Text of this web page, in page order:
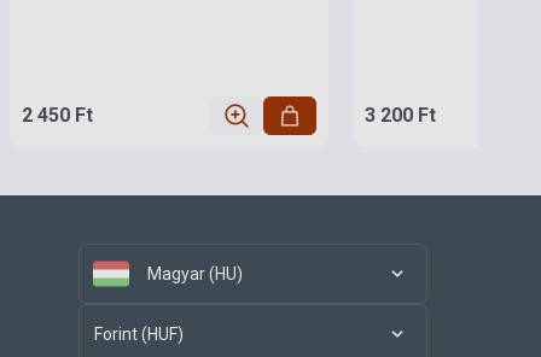
2 450 Ft 3 200 Ft
Magyar (HU)
Forint (HUF)